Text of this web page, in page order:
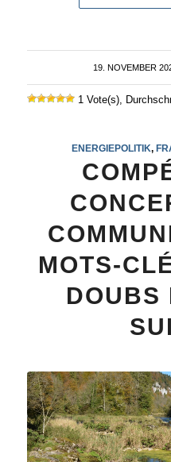
19. NOVEMBER
/
1 Vote(s),
ENERGIEPOLITIK,
MOTS-
DOUBS